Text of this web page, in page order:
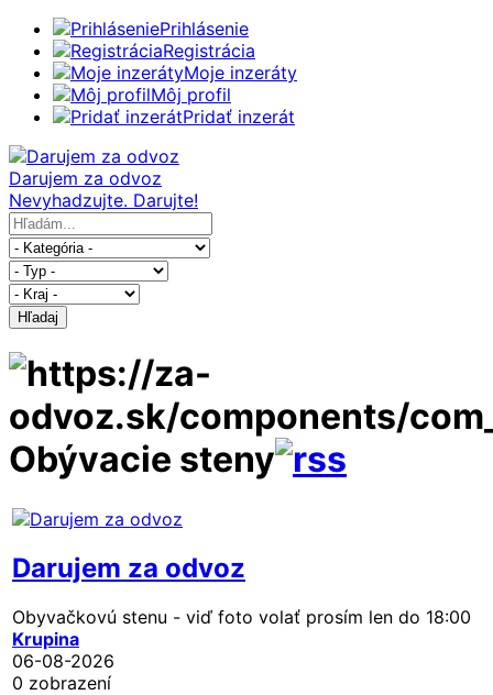
Prihlásenie
Registrácia
Moje inzeráty
Môj profil
Pridať inzerát
Darujem za odvoz
Nevyhadzujte. Darujte!
Hľadaj
Obývacie steny
Darujem za odvoz
Obyvačkovú stenu - viď foto volať prosím len do 18:00
Krupina
06-08-2026
0 zobrazení